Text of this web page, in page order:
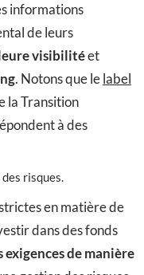
informations
de leurs
visibilitéet
. Notons que lelabel
la Transition
à des
risques.
en matière de
dans des fonds
exigences de manière